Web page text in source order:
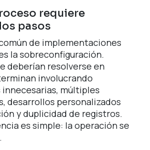
requiere
pasos
de implementaciones
la sobreconfiguración.
deberían resolverse en
involucrando
múltiples
desarrollos personalizados
y duplicidad de registros.
es simple: la operación se